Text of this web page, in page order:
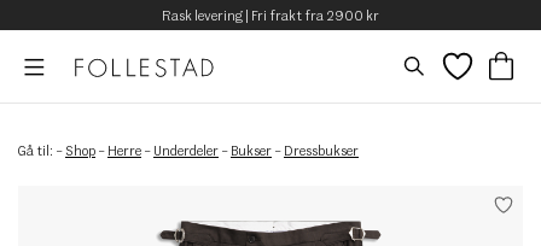
Rask levering | Fri frakt fra 2900 kr
Gå til: – Shop – Herre – Underdeler – Bukser – Dressbukser